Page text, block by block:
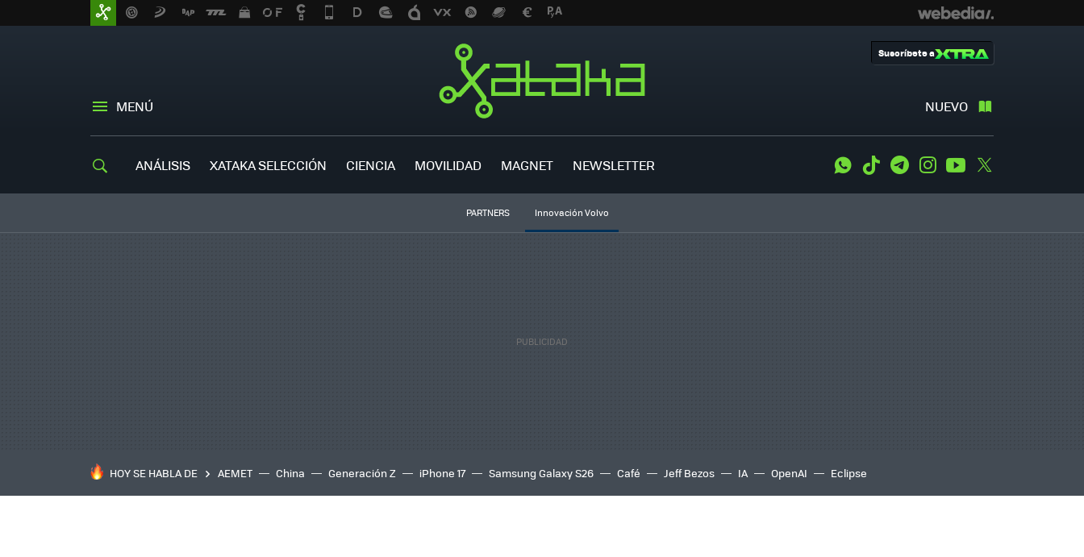
MENÚ NUEVO
Suscríbete a
ANÁLISIS XATAKA SELECCIÓN CIENCIA MOVILIDAD MAGNET NEWSLETTER WhatsApp
Tiktok TelegramInstagramYoutube
PARTNERS Innovación Volvo
HOY SE HABLA DE AEMET China Generación Z iPhone 17 Samsung Galaxy S26 Café Jeff Bezos IA OpenAI Eclipse